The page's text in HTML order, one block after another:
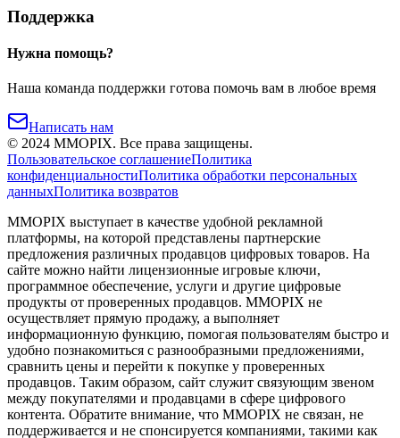
Поддержка
Нужна помощь?
Наша команда поддержки готова помочь вам в любое время
Написать нам
© 2024 MMOPIX. Все права защищены.
Пользовательское соглашениеПолитика
конфиденциальностиПолитика обработки персональных
данныхПолитика возвратов
MMOPIX выступает в качестве удобной рекламной
платформы, на которой представлены партнерские
предложения различных продавцов цифровых товаров. На
сайте можно найти лицензионные игровые ключи,
программное обеспечение, услуги и другие цифровые
продукты от проверенных продавцов. MMOPIX не
осуществляет прямую продажу, а выполняет
информационную функцию, помогая пользователям быстро и
удобно познакомиться с разнообразными предложениями,
сравнить цены и перейти к покупке у проверенных
продавцов. Таким образом, сайт служит связующим звеном
между покупателями и продавцами в сфере цифрового
контента. Обратите внимание, что MMOPIX не связан, не
поддерживается и не спонсируется компаниями, такими как